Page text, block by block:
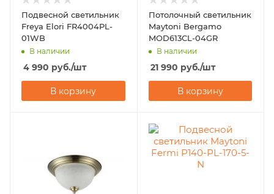
Подвесной светильник
Freya Elori FR4004PL-
01WB
В наличии
4 990 руб./шт
В корзину
Потолочный светильник
Maytoni Bergamo
MOD613CL-04GR
В наличии
21 990 руб./шт
В корзину